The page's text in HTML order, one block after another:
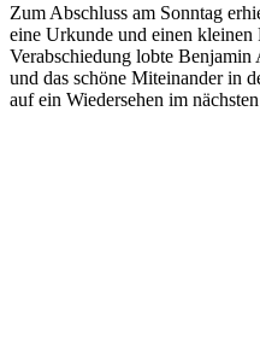
Zum Abschluss am Sonntag
eine Urkunde und einen kleinen
Verabschiedung lobte
und das schöne Miteinander in
auf ein Wiedersehen im